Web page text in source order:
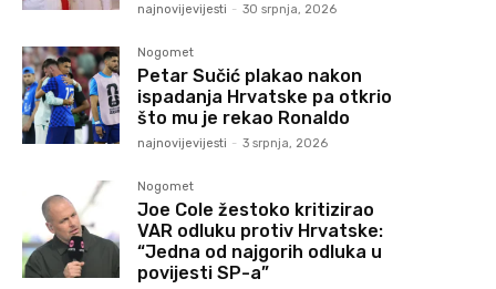
najnovijevijesti - 30 srpnja, 2026
Nogomet
Petar Sučić plakao nakon
ispadanja Hrvatske pa otkrio
što mu je rekao Ronaldo
najnovijevijesti - 3 srpnja, 2026
Nogomet
Joe Cole žestoko kritizirao
VAR odluku protiv Hrvatske:
“Jedna od najgorih odluka u
povijesti SP-a”